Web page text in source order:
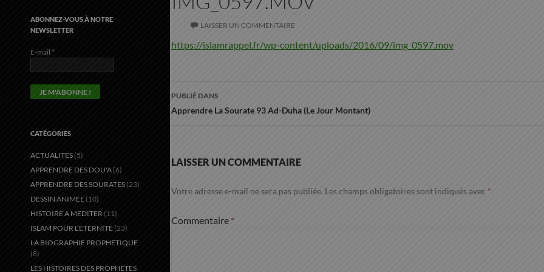
LAISSER UN COMMENTAIRE
https://islamrappel.fr/wp-content/uploads/2016/09/img_0597.mov
Navigation
des
PUBLIÉ DANS
Apprendre La Sourate 93 Ad-Duha (Le Jour Montant)
LAISSER UN COMMENTAIRE
Votre adresse e-mail ne sera pas publiée. Les champs obligatoires sont indiqués avec *
Commentaire *
ABONNEZ-VOUS À NOTRE
NEWSLETTER
E-mail *
CATÉGORIES
ACTUALITES (5)
APPRENDRE DES DOU'A (6)
APPRENDRE DES SOURATES (23)
DESSIN ANIMEE (10)
HISTOIRE A MEDITER (11)
ISLAM POUR L'ETERNITE (23)
LA BIOGRAPHIE PROPHETIQUE
(8)
LES HISTOIRES DES PROPHETES